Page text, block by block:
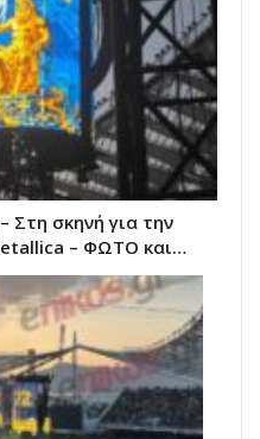
Στη σκηνή για την
– ΦΩΤΟ και…